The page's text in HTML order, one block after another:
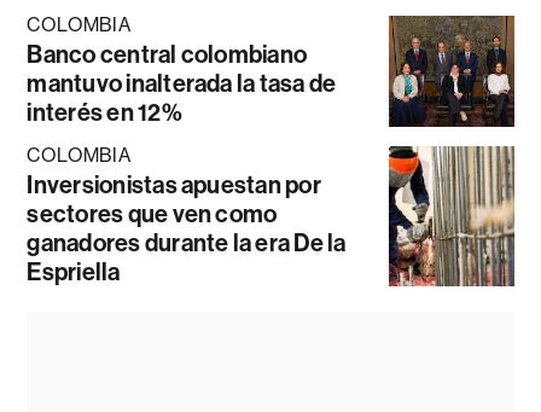
COLOMBIA
Banco central colombiano
mantuvo inalterada la tasa de
interés en 12%
COLOMBIA
Inversionistas apuestan por
sectores que ven como
ganadores durante la era De la
Espriella